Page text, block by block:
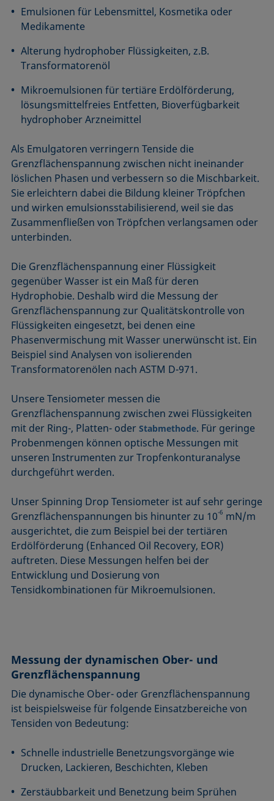
Emulsionen für Lebensmittel, Kosmetika oder
Medikamente
Alterung hydrophober Flüssigkeiten, z.B.
Transformatorenöl
Mikroemulsionen für tertiäre Erdölförderung,
lösungsmittelfreies Entfetten, Bioverfügbarkeit
hydrophober Arzneimittel
Als Emulgatoren verringern Tenside die
Grenzflächenspannung zwischen nicht ineinander
löslichen Phasen und verbessern so die Mischbarkeit.
Sie erleichtern dabei die Bildung kleiner Tröpfchen
und wirken emulsionsstabilisierend, weil sie das
Zusammenfließen von Tröpfchen verlangsamen oder
unterbinden.
Die Grenzflächenspannung einer Flüssigkeit
gegenüber Wasser ist ein Maß für deren
Hydrophobie. Deshalb wird die Messung der
Grenzflächenspannung zur Qualitätskontrolle von
Flüssigkeiten eingesetzt, bei denen eine
Phasenvermischung mit Wasser unerwünscht ist. Ein
Beispiel sind Analysen von isolierenden
Transformatorenölen nach ASTM D-971.
Unsere Tensiometer messen die
Grenzflächenspannung zwischen zwei Flüssigkeiten
mit der Ring-, Platten- oderStabmethode. Für geringe
Probenmengen können optische Messungen mit
unseren Instrumenten zur Tropfenkonturanalyse
durchgeführt werden.
Unser Spinning Drop Tensiometer ist auf sehr geringe
Grenzflächenspannungen bis hinunter zu 10-6 mN/m
ausgerichtet, die zum Beispiel bei der tertiären
Erdölförderung (Enhanced Oil Recovery, EOR)
auftreten. Diese Messungen helfen bei der
Entwicklung und Dosierung von
Tensidkombinationen für Mikroemulsionen.
Messung der dynamischen Ober- und
Grenzflächenspannung
Die dynamische Ober- oder Grenzflächenspannung
ist beispielsweise für folgende Einsatzbereiche von
Tensiden von Bedeutung:
Schnelle industrielle Benetzungsvorgänge wie
Drucken, Lackieren, Beschichten, Kleben
Zerstäubbarkeit und Benetzung beim Sprühen